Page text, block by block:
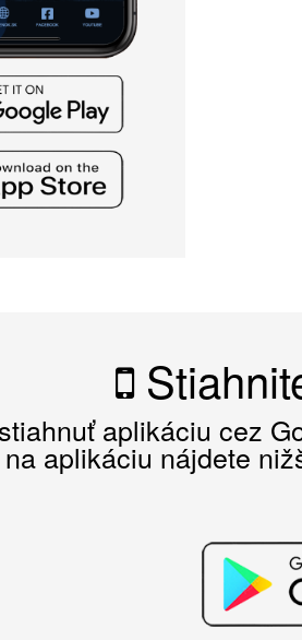
aplikáciu cez
aplikáciu nájdete